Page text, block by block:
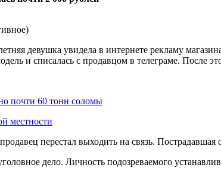
девушка увидела в интернете рекламу
и списалась с продавцом в телеграме. После
почти 60 тонн соломы
местности
перестал выходить на связь.
дело. Личность подозреваемого